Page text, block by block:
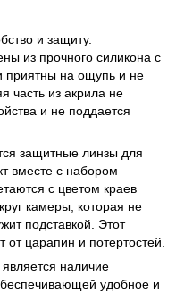
и защиту.
из прочного силикона с
приятны на ощупь и не
часть из акрила не
и не поддается
защитные линзы для
вместе с набором
с цветом краев
камеры, которая не
подставкой. Этот
царапин и потертостей.
наличие
удобное и